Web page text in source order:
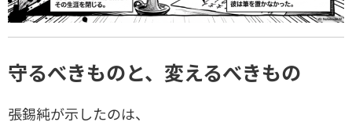
守るべきものと、変えるべきもの
張錫純が示したのは、